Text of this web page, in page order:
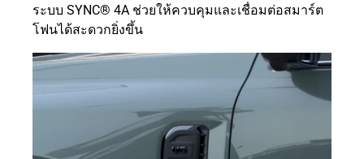
ระบบ SYNC® 4A ช่วยให้ควบคุมและเชื่อมต่อสมาร์ต
โฟนได้สะดวกยิ่งขึ้น